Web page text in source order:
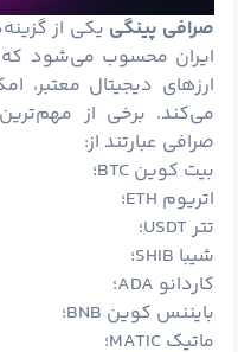
صرافی پینگی یکی از
ایران محسوب می‌شود که
ارزهای دیجیتال معتبر،
می‌کند. برخی از
صرافی عبارتند از:
بیت کوین BTC؛
اتریوم ETH؛
تتر USDT؛
شیبا SHIB؛
کاردانو ADA؛
بایننس کوین BNB؛
ماتیک MATIC؛